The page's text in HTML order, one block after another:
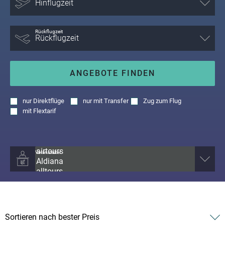
ANGEBOTE FINDEN
nur Direktflüge nurmit Transfer
Zug zum Flug
mit Flextarif
Rückflugzeit
Veranstalter